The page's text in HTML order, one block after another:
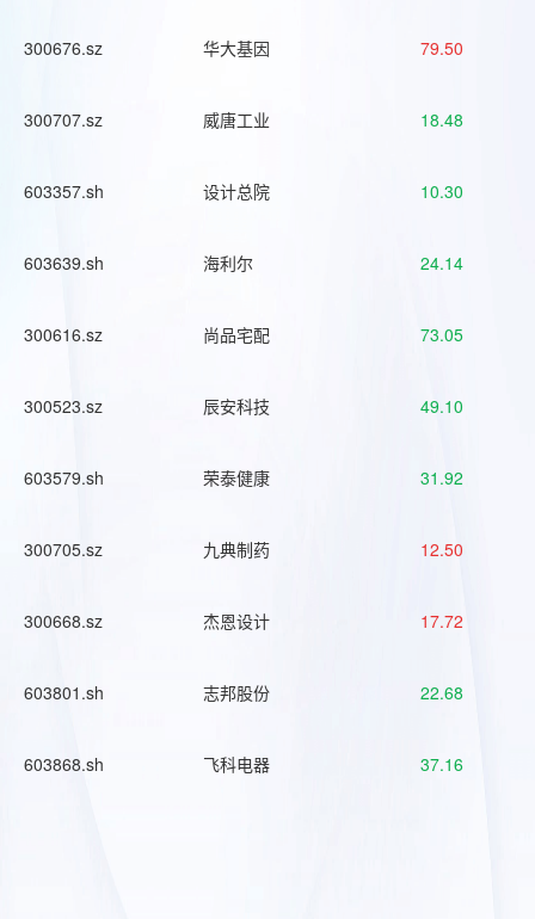
300676.sz 华大基因 79.50
300707.sz 威唐工业 18.48
603357.sh 设计总院 10.30
603639.sh 海利尔 24.14
300616.sz 尚品宅配 73.05
300523.sz 辰安科技 49.10
603579.sh 荣泰健康 31.92
300705.sz 九典制药 12.50
300668.sz 杰恩设计 17.72
603801.sh 志邦股份 22.68
603868.sh 飞科电器 37.16